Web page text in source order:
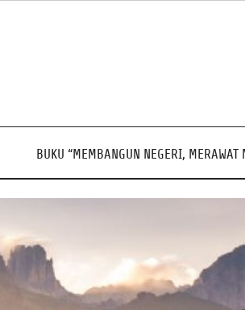
BUKU “MEMBANGUN NEGERI, MERAWAT